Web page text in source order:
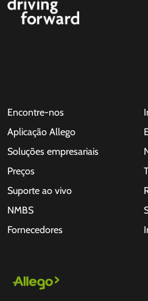
Encontre-nos
Aplicação Allego
Soluções empresariais
Preços
Suporte ao vivo
NMBS
Fornecedores